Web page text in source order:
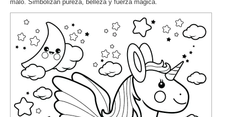
malo. Simbolizan pureza, belleza y fuerza mágica.